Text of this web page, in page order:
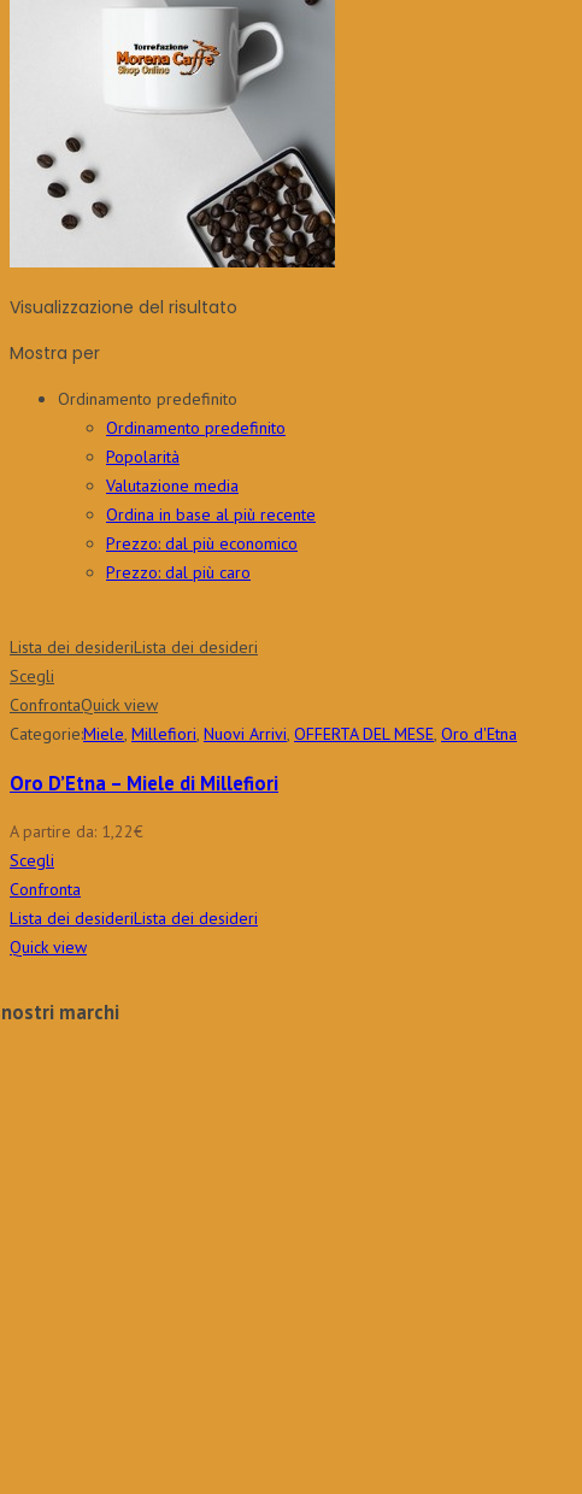
Visualizzazione del risultato
Mostra per
Ordinamento predefinito
Ordinamento predefinito
Popolarità
Valutazione media
Ordina in base al più recente
Prezzo: dal più economico
Prezzo: dal più caro
Lista dei desideriLista dei desideri
Scegli
ConfrontaQuick view
Categorie:Miele, Millefiori, Nuovi Arrivi, OFFERTA DEL MESE, Oro d'Etna
Oro D’Etna – Miele di Millefiori
A partire da: 1,22€
Scegli
Confronta
Lista dei desideriLista dei desideri
Quick view
nostri marchi